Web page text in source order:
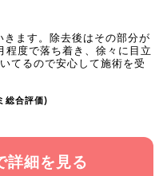
ます。除去後はその部分が
度で落ち着き、徐々に目立
てるので安心して施術を受
総合評価)
詳細を見る